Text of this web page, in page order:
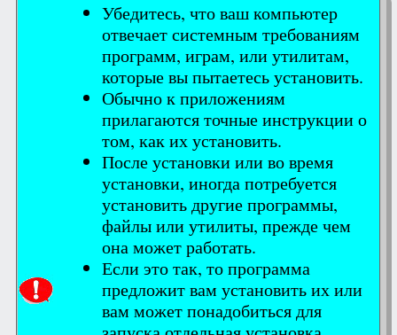
Убедитесь, что ваш компьютер
отвечает системным требованиям
программ, играм, или утилитам,
которые вы пытаетесь установить.
Обычно к приложениям
прилагаются точные инструкции о
том, как их установить.
После установки или во время
установки, иногда потребуется
установить другие программы,
файлы или утилиты, прежде чем
она может работать.
Если это так, то программа
предложит вам установить их или
вам может понадобиться для